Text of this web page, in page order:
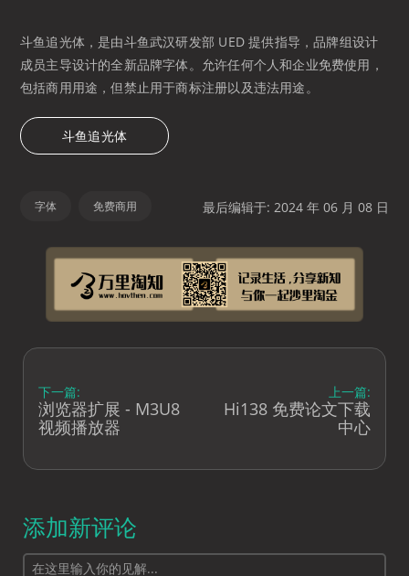
斗鱼追光体，是由斗鱼武汉研发部 UED 提供指导，品牌组设计
成员主导设计的全新品牌字体。允许任何个人和企业免费使用，
包括商用用途，但禁止用于商标注册以及违法用途。
斗鱼追光体
字体 免费商用 最后编辑于: 2024 年 06 月 08 日
下一篇:
浏览器扩展 - M3U8
视频播放器
上一篇:
Hi138 免费论文下载
中心
添加新评论